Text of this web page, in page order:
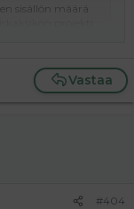
sisällön määrä
projekti
Vastaa
#404